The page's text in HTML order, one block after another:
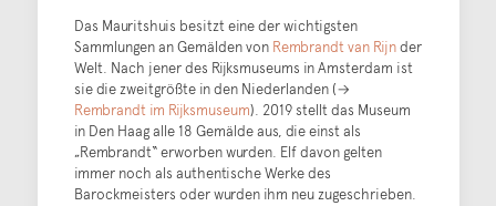
Das Mauritshuis besitzt eine der wichtigsten
Sammlungen an Gemälden von Rembrandt van Rijnder
Welt. Nach jener des Rijksmuseums in Amsterdam ist
sie die zweitgrößte in den Niederlanden (→
Rembrandt im Rijksmuseum). 2019 stellt das Museum
in Den Haag alle 18 Gemälde aus, die einst als
„Rembrandt“ erworben wurden. Elf davon gelten
immer noch als authentische Werke des
Barockmeisters oder wurden ihm neu zugeschrieben.